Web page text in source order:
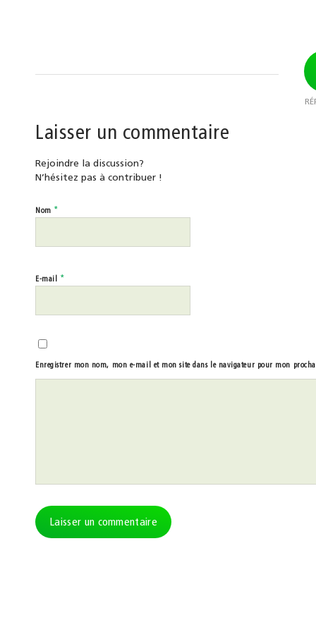
Laisser un commentaire
Rejoindre la discussion?
N’hésitez pas à contribuer !
Nom *
E-mail *
Enregistrer mon nom, mon e-mail et mon site dans le navigateur pour mon